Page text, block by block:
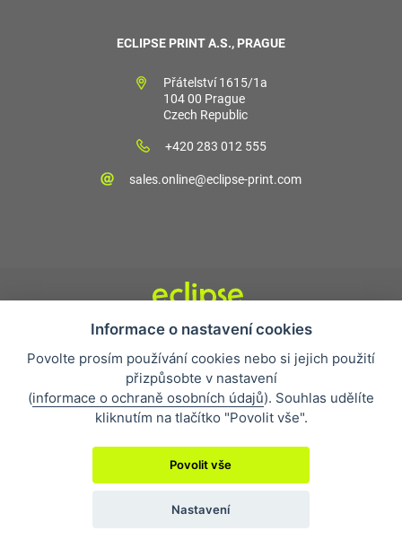
ECLIPSE PRINT A.S., PRAGUE
Přátelství 1615/1a
104 00 Prague
Czech Republic
+420 283 012 555
sales.online@eclipse-print.com
Obchodní podmínky
Nejčastější otázky
Ochrana osobních údajů
O společnosti
Whistleblowing
Informace o nastavení cookies
Povolte prosím používání cookies nebo si jejich použití
přizpůsobte v nastavení
(informace o ochraně osobních údajů). Souhlas udělíte
kliknutím na tlačítko "Povolit vše".
Povolit vše
Nastavení